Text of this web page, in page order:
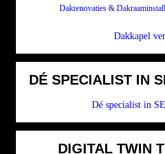
Dakrenovaties &
Dakkapel
DÉ SPECIALIST IN
Dé specialist in
DIGITAL TWIN